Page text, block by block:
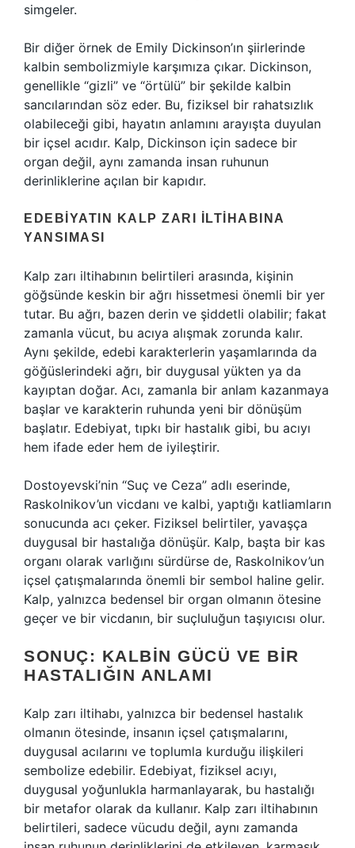
simgeler.
Bir diğer örnek de Emily Dickinson’ın şiirlerinde
kalbin sembolizmiyle karşımıza çıkar. Dickinson,
genellikle “gizli” ve “örtülü” bir şekilde kalbin
sancılarından söz eder. Bu, fiziksel bir rahatsızlık
olabileceği gibi, hayatın anlamını arayışta duyulan
bir içsel acıdır. Kalp, Dickinson için sadece bir
organ değil, aynı zamanda insan ruhunun
derinliklerine açılan bir kapıdır.
EDEBIYATIN KALP ZARI İLTIHABINA
YANSIMASI
Kalp zarı iltihabının belirtileri arasında, kişinin
göğsünde keskin bir ağrı hissetmesi önemli bir yer
tutar. Bu ağrı, bazen derin ve şiddetli olabilir; fakat
zamanla vücut, bu acıya alışmak zorunda kalır.
Aynı şekilde, edebi karakterlerin yaşamlarında da
göğüslerindeki ağrı, bir duygusal yükten ya da
kayıptan doğar. Acı, zamanla bir anlam kazanmaya
başlar ve karakterin ruhunda yeni bir dönüşüm
başlatır. Edebiyat, tıpkı bir hastalık gibi, bu acıyı
hem ifade eder hem de iyileştirir.
Dostoyevski’nin “Suç ve Ceza” adlı eserinde,
Raskolnikov’un vicdanı ve kalbi, yaptığı katliamların
sonucunda acı çeker. Fiziksel belirtiler, yavaşça
duygusal bir hastalığa dönüşür. Kalp, başta bir kas
organı olarak varlığını sürdürse de, Raskolnikov’un
içsel çatışmalarında önemli bir sembol haline gelir.
Kalp, yalnızca bedensel bir organ olmanın ötesine
geçer ve bir vicdanın, bir suçluluğun taşıyıcısı olur.
SONUÇ: KALBIN GÜCÜ VE BIR
HASTALIĞIN ANLAMI
Kalp zarı iltihabı, yalnızca bir bedensel hastalık
olmanın ötesinde, insanın içsel çatışmalarını,
duygusal acılarını ve toplumla kurduğu ilişkileri
sembolize edebilir. Edebiyat, fiziksel acıyı,
duygusal yoğunlukla harmanlayarak, bu hastalığı
bir metafor olarak da kullanır. Kalp zarı iltihabının
belirtileri, sadece vücudu değil, aynı zamanda